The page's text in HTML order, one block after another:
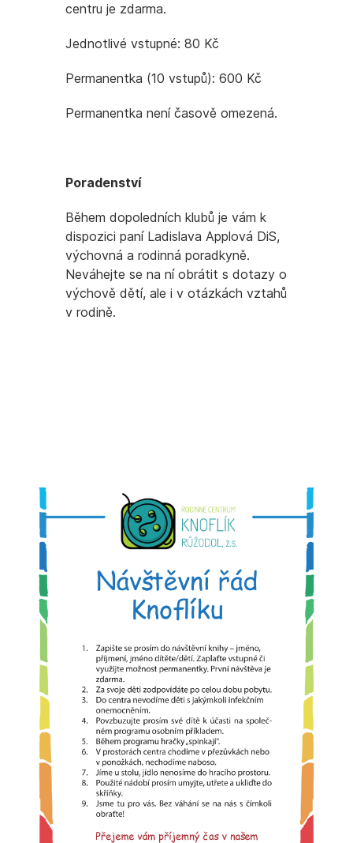
centru je zdarma.
Jednotlivé vstupné: 80 Kč
Permanentka (10 vstupů): 600 Kč
Permanentka není časově omezená.
Poradenství
Během dopoledních klubů je vám k
dispozici paní Ladislava Applová DiS,
výchovná a rodinná poradkyně.
Neváhejte se na ní obrátit s dotazy o
výchově dětí, ale i v otázkách vztahů
v rodině.